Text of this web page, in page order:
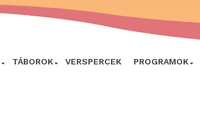
TÁBOROK VERSPERCEK PROGRAMOK